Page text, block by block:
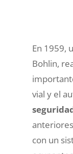
En 1959,
Bohlin,
vial y el
con un